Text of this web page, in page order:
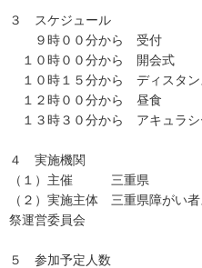
３ スケジュール
９時００分から 受付
１０時００分から 開会式
１０時１５分から ディスタン
１２時００分から 昼食
１３時３０分から アキュラシ
４ 実施機関
（１）主催 三重県
（２）実施主体 三重県障がい
祭運営委員会
５ 参加予定人数